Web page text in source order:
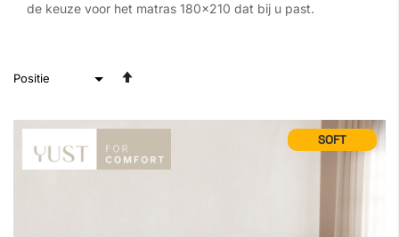
de keuze voor het matras 180x210 dat bij u past.
sorteren
SOFT